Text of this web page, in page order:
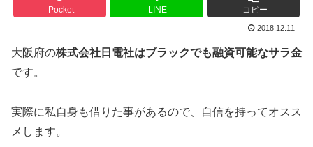
Pocket LINE コピー
2018.12.11
大阪府の株式会社日電社はブラックでも融資可能なサラ金
です。
実際に私自身も借りた事があるので、自信を持ってオスス
メします。